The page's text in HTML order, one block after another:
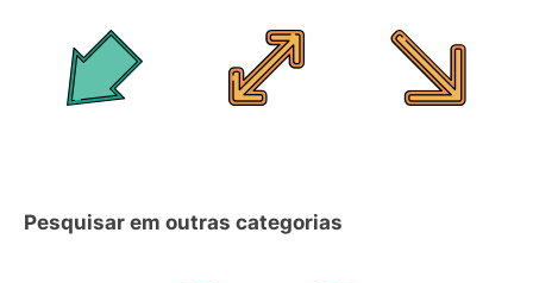
Pesquisar em outras categorias